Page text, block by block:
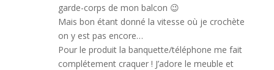
garde-corps de mon balcon 😉
Mais bon étant donné la vitesse où je crochète
on y est pas encore…
Pour le produit la banquette/téléphone me fait
complétement craquer ! J’adore le meuble et